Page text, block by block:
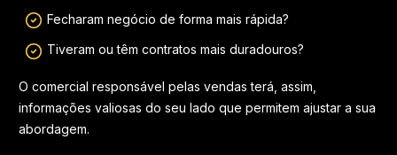
Fecharam negócio de forma mais rápida?
Tiveram ou têm contratos mais duradouros?
O comercial responsável pelas vendas terá, assim,
informações valiosas do seu lado que permitem ajustar a sua
abordagem.